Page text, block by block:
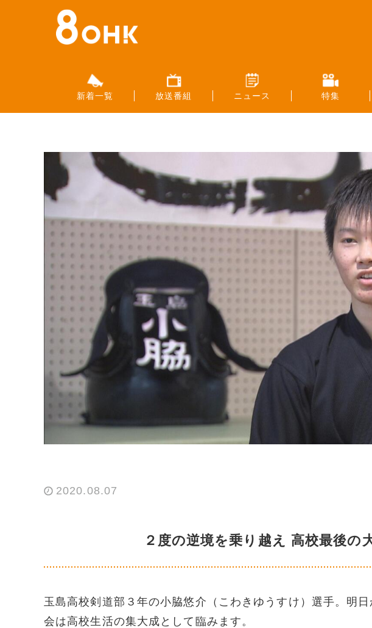
新着一覧 放送番組 ニュース 特集
2020.08.07
２度の逆境を乗り越え 高校最後の
玉島高校剣道部３年の小脇悠介（こわきゆうすけ）選手。明
会は高校生活の集大成として臨みます。